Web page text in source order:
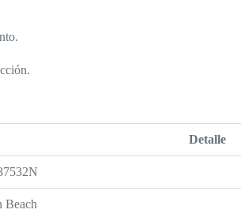
Detalle
Beach